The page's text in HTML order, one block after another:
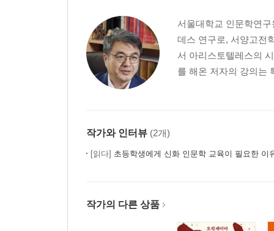
서울대학교 인문학연
데스 연구로, 서양고전
서 아리스토텔레스의
를 해온 저자의 강의는
작가와 인터뷰 (2개)
[읽다] 초등학생에게 신화 인문학 교육이 필요한 이
작가의 다른 상품